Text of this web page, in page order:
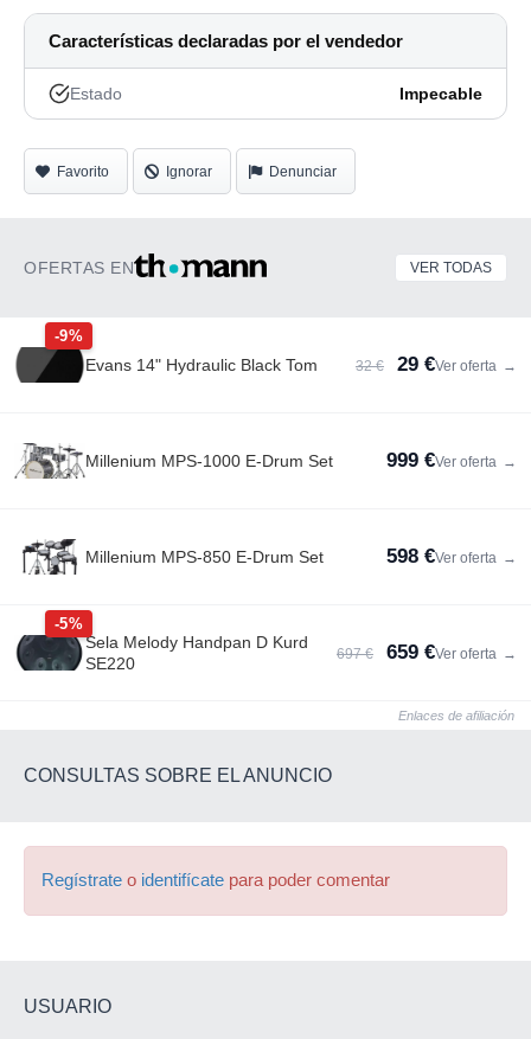
Características declaradas por el vendedor
Estado Impecable
Favorito Ignorar Denunciar
OFERTAS EN VER TODAS
-9%
Evans 14" Hydraulic Black Tom 32 € 29 €Ver oferta →
Millenium MPS-1000 E-Drum Set 999 €Ver oferta →
Millenium MPS-850 E-Drum Set 598 €Ver oferta →
-5%
Sela Melody Handpan D Kurd
SE220
697 € 659 €Ver oferta →
Enlaces de afiliación
CONSULTAS SOBRE EL ANUNCIO
Regístrate o identifícate para poder comentar
USUARIO